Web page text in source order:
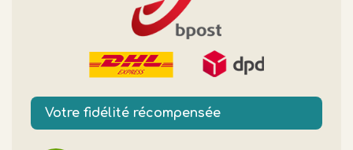
Votre fidélité récompensée